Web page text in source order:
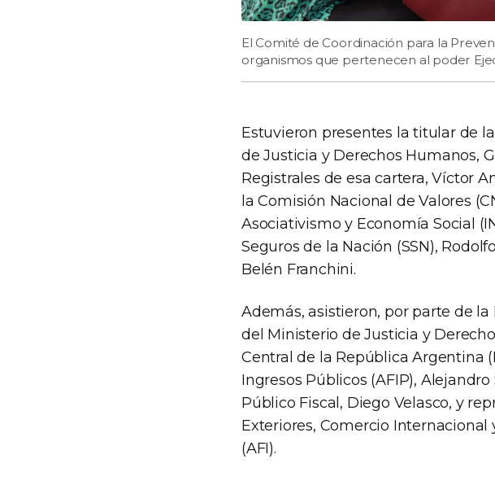
El Comité de Coordinación para la
organismos que pertenecen al poder
Estuvieron presentes la titular de
de Justicia y Derechos Humanos,
Registrales de esa cartera, Víctor
la Comisión Nacional de Valores
Asociativismo y Economía Social
Seguros de la Nación (SSN),
Belén Franchini.
Además, asistieron, por parte de
del Ministerio de Justicia y
Central de la República Argentina
Ingresos Públicos (AFIP),
Público Fiscal, Diego Velasco, y
Exteriores, Comercio
(AFI).